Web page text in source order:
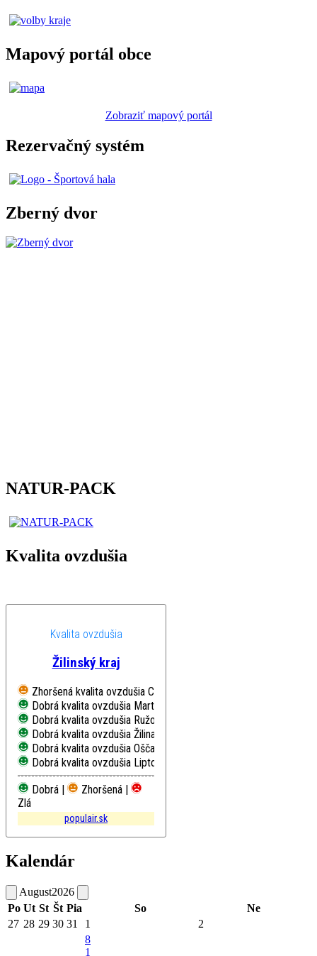
Mapový portál obce
Zobraziť mapový portál
Rezervačný systém
Zberný dvor
NATUR-PACK
Kvalita ovzdušia
Kvalita ovzdušia
Žilinský kraj
Zhoršená kvalita ovzdušia Chopok, EMEP
Dobrá kvalita ovzdušia Martin, Jesenského
Dobrá kvalita ovzdušia Ružomberok, Riadok
Dobrá kvalita ovzdušia Žilina, Obežná
Dobrá kvalita ovzdušia Oščadnica
Dobrá kvalita ovzdušia Liptovský Mikuláš, Školská
Dobrá |
Zhoršená |
Zlá
populair.sk
Kalendár
August2026
Po Ut St Št Pia So
Ne
27 28 29 30 31 1
2
8
1